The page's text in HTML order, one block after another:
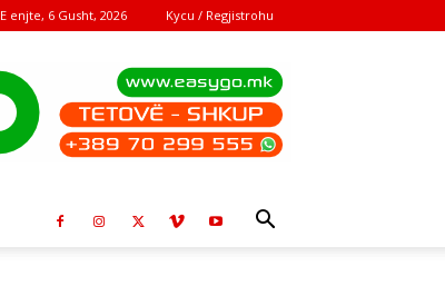
E enjte, 6 Gusht, 2026 Kycu / Regjistrohu